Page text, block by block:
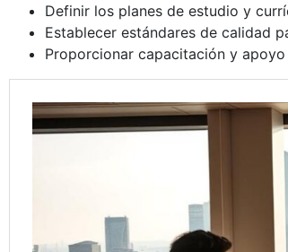
Definir los planes de estudio y
Establecer estándares de calidad
Proporcionar capacitación y